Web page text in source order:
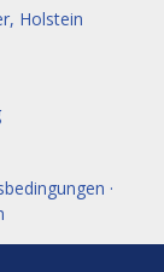
Holstein
·